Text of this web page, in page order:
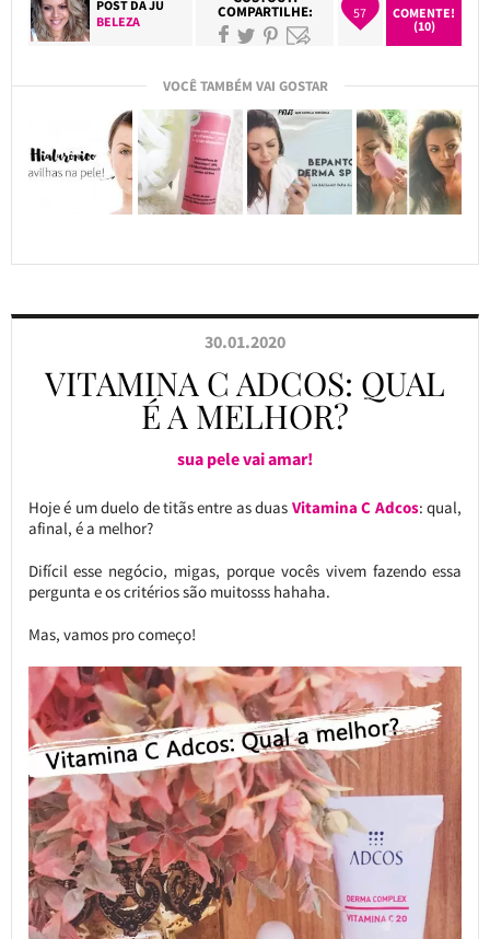
POST DAJU
BELEZA
COMPARTILHE: 57
COMENTE!
(10)
VOCÊ TAMBÉM VAI GOSTAR
30.01.2020
VITAMINA C ADCOS: QUAL
É A MELHOR?
sua pele vai amar!
Hoje é um duelo de titãs entre as duas Vitamina C Adcos: qual,
afinal, é a melhor?
Difícil esse negócio, migas, porque vocês vivem fazendo essa
pergunta e os critérios são muitosss hahaha.
Mas, vamos pro começo!